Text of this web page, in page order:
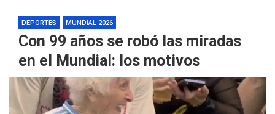
DEPORTES MUNDIAL 2026
Con 99 años se robó las miradas
en el Mundial: los motivos